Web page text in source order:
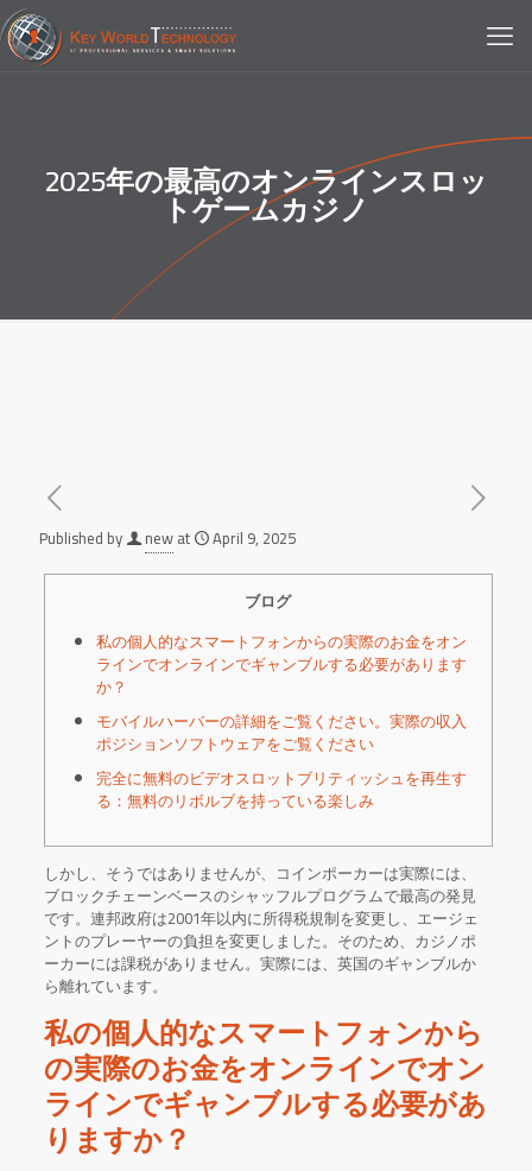
2025年の最高のオンラインスロッ
トゲームカジノ
Published by newat April 9, 2025
ブログ
私の個人的なスマートフォンからの実際のお金をオン
ラインでオンラインでギャンブルする必要があります
か？
モバイルハーバーの詳細をご覧ください。実際の収入
ポジションソフトウェアをご覧ください
完全に無料のビデオスロットブリティッシュを再生す
る：無料のリボルブを持っている楽しみ
しかし、そうではありませんが、コインポーカーは実際には、
ブロックチェーンベースのシャッフルプログラムで最高の発見
です。連邦政府は2001年以内に所得税規制を変更し、エージェ
ントのプレーヤーの負担を変更しました。そのため、カジノポ
ーカーには課税がありません。実際には、英国のギャンブルか
ら離れています。
私の個人的なスマートフォンから
の実際のお金をオンラインでオン
ラインでギャンブルする必要があ
りますか？